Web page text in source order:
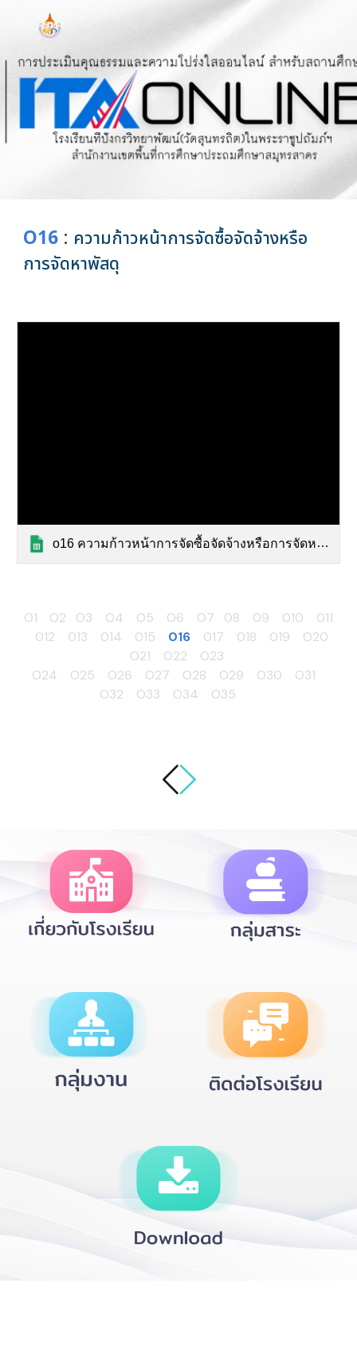
Skip to main content
O16 : ความก้าวหน้าการจัดซื้อจัดจ้างหรือ
การจัดหาพัสดุ
o16 ความก้าวหน้าการจัดซื้อจัดจ้างหรือการจัดหาพัสดุ.xlsx
O1 O2 O3 O4 O5 O6 O7 08 09 010
011
012
013 014 015 016 017 018 019
O20
O21
O22
O23
O24
O25 O26 O27 O28 O29 O30
O31
O32
O33 O34 O35